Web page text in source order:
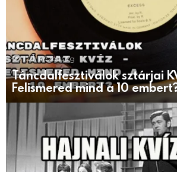
1.2k nézettség
Táncdalfesztiválok sztárjai
Felismered mind a 10